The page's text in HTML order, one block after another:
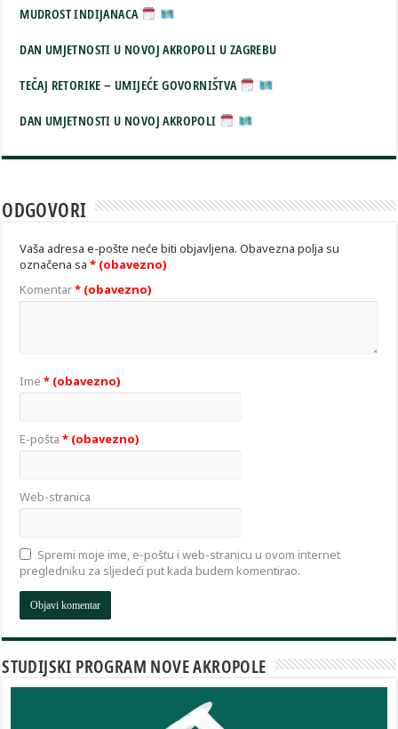
MUDROST INDIJANACA
DAN UMJETNOSTI U NOVOJ AKROPOLI U ZAGREBU
TEČAJ RETORIKE – UMIJEĆE GOVORNIŠTVA
DAN UMJETNOSTI U NOVOJ AKROPOLI
ODGOVORI
Vaša adresa e-pošte neće biti objavljena. Obavezna polja su
označena sa* (obavezno)
Komentar* (obavezno)
Ime* (obavezno)
E-pošta* (obavezno)
Web-stranica
Spremi moje ime, e-poštu i web-stranicu u ovom internet
pregledniku za sljedeći put kada budem komentirao.
STUDIJSKI PROGRAM NOVE AKROPOLE